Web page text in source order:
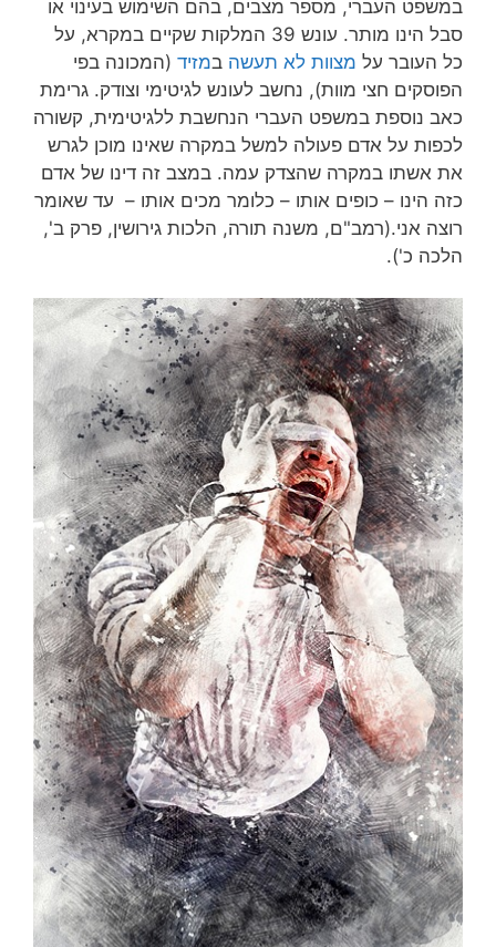
במשפט העברי, מספר מצבים, בהם השימוש בעינוי או
סבל הינו מותר. עונש 39 המלקות שקיים במקרא, על
כל העובר על מצוות לא תעשה במזיד (המכונה בפי
הפוסקים חצי מוות), נחשב לעונש לגיטימי וצודק. גרימת
כאב נוספת במשפט העברי הנחשבת ללגיטימית, קשורה
לכפות על אדם פעולה למשל במקרה שאינו מוכן לגרש
את אשתו במקרה שהצדק עמה. במצב זה דינו של אדם
כזה הינו – כופים אותו – כלומר מכים אותו – עד שאומר
רוצה אני.(רמב"ם, משנה תורה, הלכות גירושין, פרק ב',
הלכה כ').